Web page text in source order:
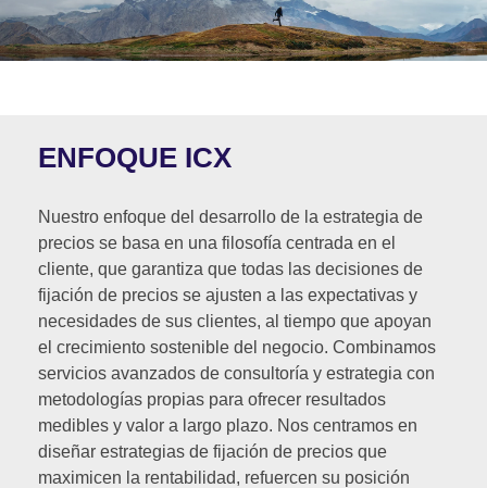
ENFOQUE ICX
Nuestro enfoque del desarrollo de la estrategia de
precios se basa en una filosofía centrada en el
cliente, que garantiza que todas las decisiones de
fijación de precios se ajusten a las expectativas y
necesidades de sus clientes, al tiempo que apoyan
el crecimiento sostenible del negocio. Combinamos
servicios avanzados de consultoría y estrategia con
metodologías propias para ofrecer resultados
medibles y valor a largo plazo. Nos centramos en
diseñar estrategias de fijación de precios que
maximicen la rentabilidad, refuercen su posición